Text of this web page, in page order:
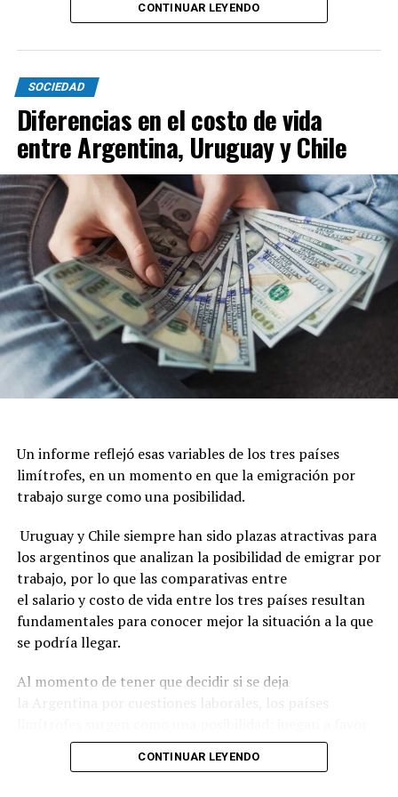
CONTINUAR LEYENDO
SOCIEDAD
Diferencias en el costo de vida
entre Argentina, Uruguay y Chile
Un informe reflejó esas variables de los tres países
limítrofes, en un momento en que la emigración por
trabajo surge como una posibilidad.
Uruguay y Chile siempre han sido plazas atractivas para
los argentinos que analizan la posibilidad de emigrar por
trabajo, por lo que las comparativas entre
el salario y costo de vida entre los tres países resultan
fundamentales para conocer mejor la situación a la que
se podría llegar.
Al momento de tener que decidir si se deja
la cercanía geográfica, el idioma compartido,
la estabilidad económica y los indicadores de seguridad
CONTINUAR LEYENDO